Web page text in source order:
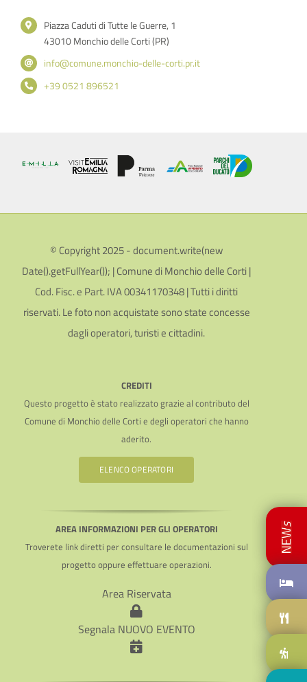
Piazza Caduti di Tutte le Guerre, 1
43010 Monchio delle Corti (PR)
info@comune.monchio-delle-corti.pr.it
+39 0521 896521
© Copyright 2025 - document.write(new
Date().getFullYear()); | Comune di Monchio delle Corti |
Cod. Fisc. e Part. IVA 00341170348 | Tutti i diritti
riservati. Le foto non acquistate sono state concesse
dagli operatori, turisti e cittadini.
CREDITI
Questo progetto è stato realizzato grazie al contributo del
Comune di Monchio delle Corti e degli operatori che hanno
aderito.
ELENCO OPERATORI
AREA INFORMAZIONI PER GLI OPERATORI
Troverete link diretti per consultare le documentazioni sul
progetto oppure effettuare operazioni.
Area Riservata
Segnala NUOVO EVENTO